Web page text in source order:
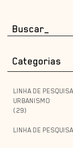
Categorias
LINHA DE
URBANISMO
(29)
LINHA DE